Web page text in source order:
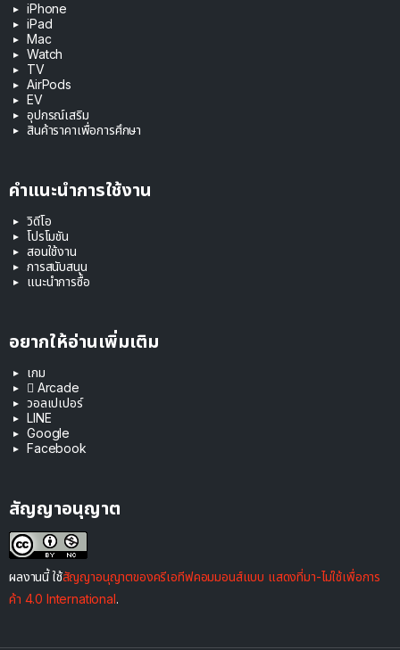
iPhone
iPad
Mac
Watch
TV
AirPods
EV
อุปกรณ์เสริม
สินค้าราคาเพื่อการศึกษา
คำแนะนำการใช้งาน
วิดีโอ
โปรโมชัน
สอนใช้งาน
การสนับสนุน
แนะนำการซื้อ
อยากให้อ่านเพิ่มเติม
เกม
 Arcade
วอลเปเปอร์
LINE
Google
Facebook
สัญญาอนุญาต
ผลงานนี้ ใช้สัญญาอนุญาตของครีเอทีฟคอมมอนส์แบบ แสดงที่มา-ไม่ใช้เพื่อการ
ค้า 4.0 International.